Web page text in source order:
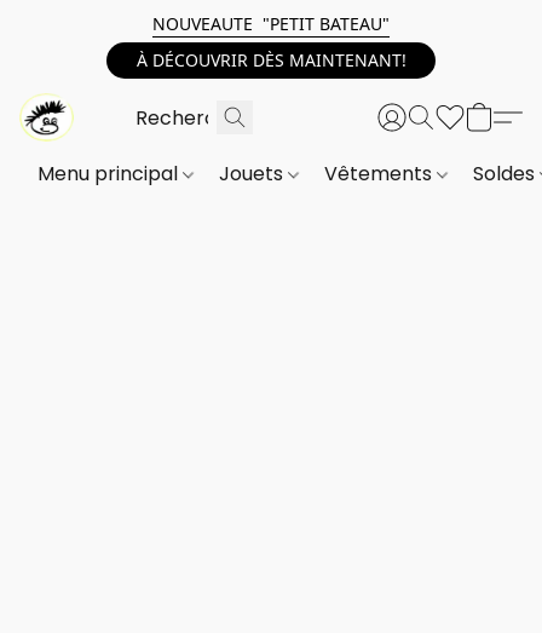
NOUVEAUTE "PETIT BATEAU"
À DÉCOUVRIR DÈS MAINTENANT!
Menu principal Jouets Vêtements Soldes